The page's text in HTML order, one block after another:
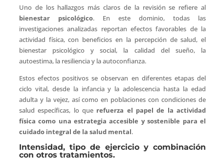
Uno de los hallazgos más claros de la revisión se refiere al
bienestar psicológico. En este dominio, todas las
investigaciones analizadas reportan efectos favorables de la
actividad física, con beneficios en la percepción de salud, el
bienestar psicológico y social, la calidad del sueño, la
autoestima, la resiliencia y la autoconfianza.
Estos efectos positivos se observan en diferentes etapas del
ciclo vital, desde la infancia y la adolescencia hasta la edad
adulta y la vejez, así como en poblaciones con condiciones de
salud específicas, lo que refuerza el papel de la actividad
física como una estrategia accesible y sostenible para el
cuidado integral de la salud mental.
Intensidad, tipo de ejercicio y combinación
con otros tratamientos.